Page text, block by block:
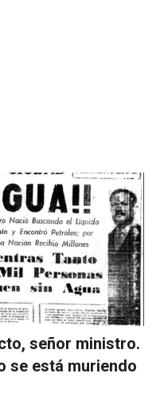
señor ministro.
se está muriendo